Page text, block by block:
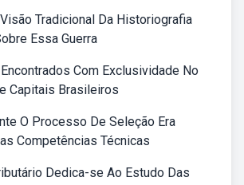
Tradicional Da Historiografia
Essa Guerra
Com Exclusividade No
Capitais Brasileiros
O Processo De Seleção Era
Competências Técnicas
Dedica-se Ao Estudo Das